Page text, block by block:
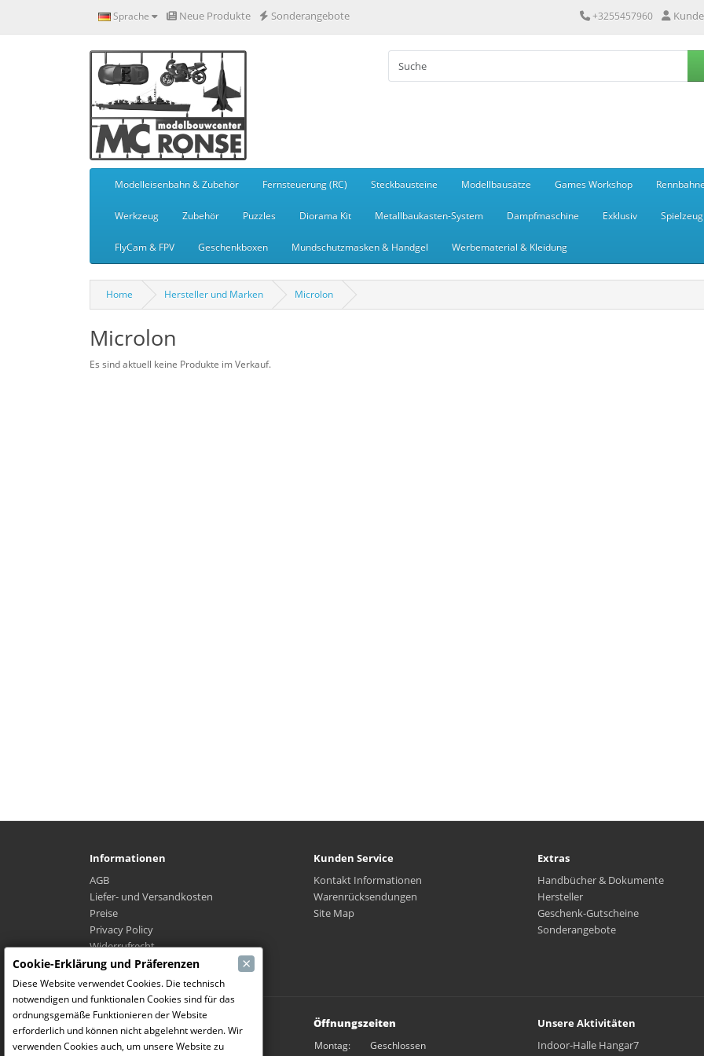
Sprache Neue Produkte Sonderangebote +3255457960
Modelleisenbahn & Zubehör Fernsteuerung (RC) Steckbausteine Modellbausätze Games Workshop
Werkzeug Zubehör Puzzles Diorama Kit Metallbaukasten-System Dampfmaschine Exklusiv Spielzeug
FlyCam & FPV Geschenkboxen Mundschutzmasken & Handgel Werbematerial & Kleidung
Home Hersteller und Marken Microlon
Microlon
Es sind aktuell keine Produkte im Verkauf.
Informationen
AGB
Liefer- und Versandkosten
Preise
Privacy Policy
Widerrufrecht
Wo ist mein Paket?
Kunden Service
Kontakt Informationen
Warenrücksendungen
Site Map
Extras
Handbücher & Dokumente
Hersteller
Geschenk-Gutscheine
Sonderangebote
Modelbouw Dekeyser B.V.
Weverijstraat 14
Öffnungszeiten
Montag: Geschlossen
Unsere Aktivitäten
Indoor-Halle Hangar7
Cookie-Erklärung und Präferenzen ×
Diese Website verwendet Cookies. Die technisch
notwendigen und funktionalen Cookies sind für das
ordnungsgemäße Funktionieren der Website
erforderlich und können nicht abgelehnt werden. Wir
verwenden Cookies auch, um unsere Website zu